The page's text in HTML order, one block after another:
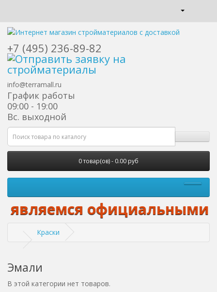
+7 (495) 236-89-82
info@terramall.ru
График работы
09:00 - 19:00
Вс. выходной
0 товар(ов) - 0.00 руб
официальными
Краски
Эмали
В этой категории нет товаров.